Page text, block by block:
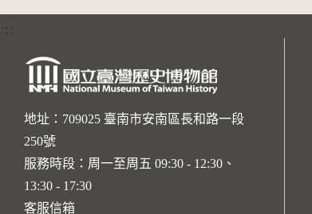
:::
地址：709025 臺南市安南區長和路一段
250號
服務時段：周一至周五 09:30 - 12:30、
13:30 - 17:30
客服信箱